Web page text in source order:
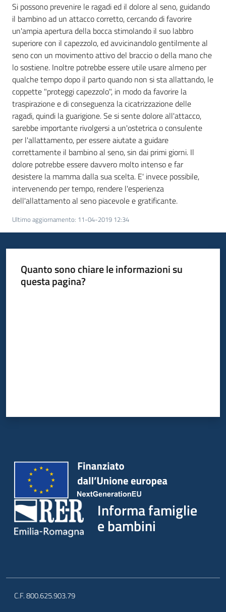
Newsletter
Si possono prevenire le ragadi ed il dolore al seno, guidando
il bambino ad un attacco corretto, cercando di favorire
un'ampia apertura della bocca stimolando il suo labbro
superiore con il capezzolo, ed avvicinandolo gentilmente al
seno con un movimento attivo del braccio o della mano che
lo sostiene. Inoltre potrebbe essere utile usare almeno per
qualche tempo dopo il parto quando non si sta allattando, le
coppette "proteggi capezzolo", in modo da favorire la
traspirazione e di conseguenza la cicatrizzazione delle
ragadi, quindi la guarigione. Se si sente dolore all'attacco,
sarebbe importante rivolgersi a un'ostetrica o consulente
per l'allattamento, per essere aiutate a guidare
correttamente il bambino al seno, sin dai primi giorni. Il
dolore potrebbe essere davvero molto intenso e far
desistere la mamma dalla sua scelta. E' invece possibile,
intervenendo per tempo, rendere l'esperienza
dell'allattamento al seno piacevole e gratificante.
Ultimo aggiornamento: 11-04-2019 12:34
Quanto sono chiare le informazioni su
questa pagina?
Informa famiglie
e bambini
C.F. 800.625.903.79